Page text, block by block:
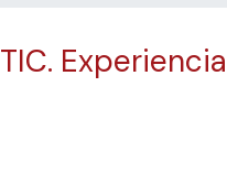
Experiencia